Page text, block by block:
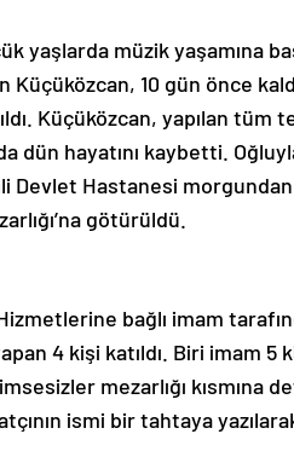
yaşlarda müzik yaşamına
Küçüközcan, 10 gün önce
Küçüközcan, yapılan tüm
dün hayatını kaybetti.
Devlet Hastanesi morgundan
götürüldü.
bağlı imam
4 kişi katıldı. Biri imam 5
mezarlığı kısmına
ismi bir tahtaya